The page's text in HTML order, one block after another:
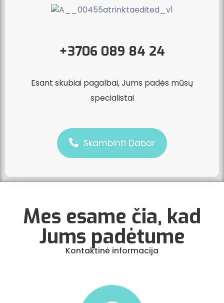
+3706 089 84 24
Esant skubiai pagalbai, Jums padės mūsų
specialistai
Skambinti Dabar
Mes esame čia, kad
Jums padėtume
Kontaktinė informacija